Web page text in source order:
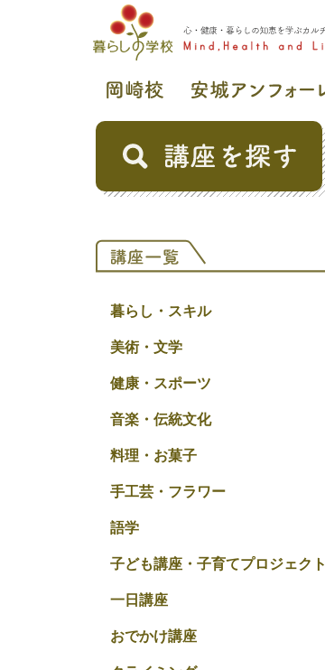
暮らし・スキル
美術・文学
健康・スポーツ
音楽・伝統文化
料理・お菓子
手工芸・フラワー
語学
子ども講座・子育てプロジェクト
一日講座
おでかけ講座